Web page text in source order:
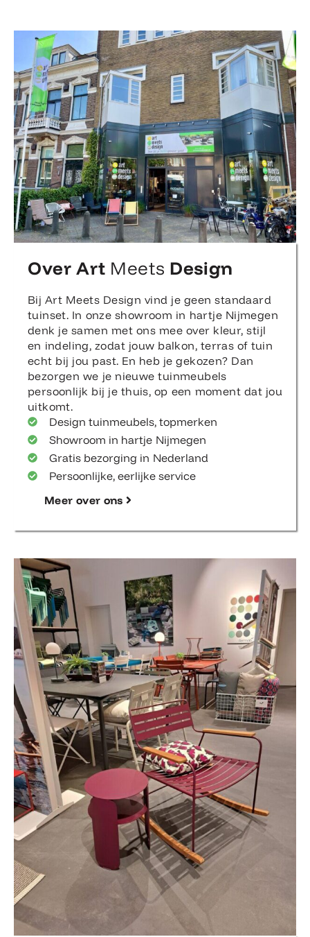
Over Art Meets Design
Bij Art Meets Design vind je geen standaard
tuinset. In onze showroom in hartje Nijmegen
denk je samen met ons mee over kleur, stijl
en indeling, zodat jouw balkon, terras of tuin
echt bij jou past. En heb je gekozen? Dan
bezorgen we je nieuwe tuinmeubels
persoonlijk bij je thuis, op een moment dat jou
uitkomt.
Design tuinmeubels, topmerken
Showroom in hartje Nijmegen
Gratis bezorging in Nederland
Persoonlijke, eerlijke service
Meer over ons